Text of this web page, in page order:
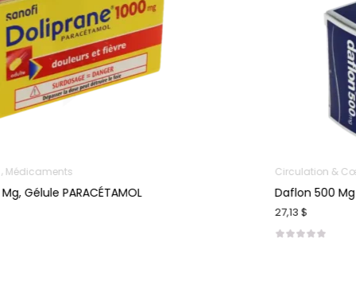
Jambes lourdes & Varices
Daflon 500 Mg